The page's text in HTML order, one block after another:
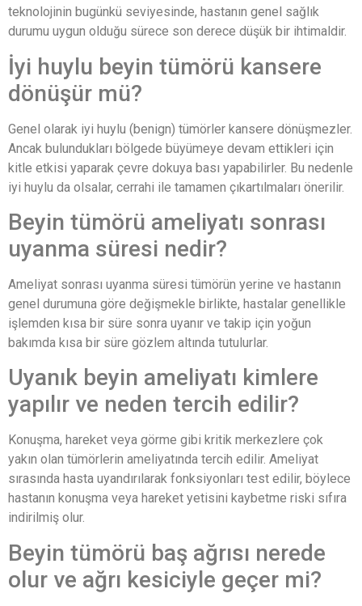
teknolojinin bugünkü seviyesinde, hastanın genel sağlık
durumu uygun olduğu sürece son derece düşük bir ihtimaldir.
İyi huylu beyin tümörü kansere
dönüşür mü?
Genel olarak iyi huylu (benign) tümörler kansere dönüşmezler.
Ancak bulundukları bölgede büyümeye devam ettikleri için
kitle etkisi yaparak çevre dokuya bası yapabilirler. Bu nedenle
iyi huylu da olsalar, cerrahi ile tamamen çıkartılmaları önerilir.
Beyin tümörü ameliyatı sonrası
uyanma süresi nedir?
Ameliyat sonrası uyanma süresi tümörün yerine ve hastanın
genel durumuna göre değişmekle birlikte, hastalar genellikle
işlemden kısa bir süre sonra uyanır ve takip için yoğun
bakımda kısa bir süre gözlem altında tutulurlar.
Uyanık beyin ameliyatı kimlere
yapılır ve neden tercih edilir?
Konuşma, hareket veya görme gibi kritik merkezlere çok
yakın olan tümörlerin ameliyatında tercih edilir. Ameliyat
sırasında hasta uyandırılarak fonksiyonları test edilir, böylece
hastanın konuşma veya hareket yetisini kaybetme riski sıfıra
indirilmiş olur.
Beyin tümörü baş ağrısı nerede
olur ve ağrı kesiciyle geçer mi?